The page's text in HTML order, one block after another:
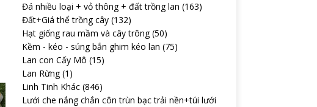
Đá nhiều loại + vỏ thông + đất trồng lan (163)
Đất+Giá thể trồng cây (132)
Hạt giống rau mầm và cây trông (50)
Kềm - kéo - súng bắn ghim kéo lan (75)
Lan con Cấy Mô (15)
Lan Rừng (1)
Linh Tinh Khác (846)
Lưới che nắng chắn côn trùn bạc trải nền+túi lưới